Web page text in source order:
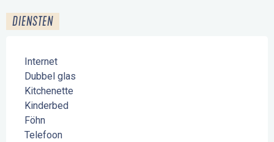
DIENSTEN
Internet
Dubbel glas
Kitchenette
Kinderbed
Föhn
Telefoon